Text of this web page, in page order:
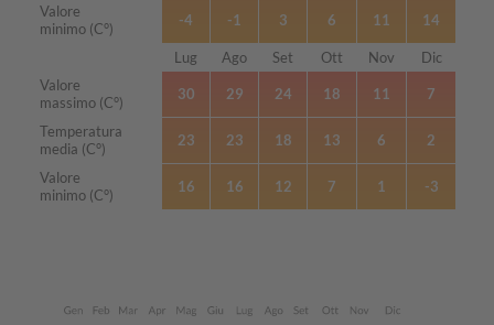
Valore
minimo (C°)
-4 -1 3 6 11 14
Lug Ago Set Ott Nov
Dic
Valore
massimo (C°)
30 29 24 18 11 7
Temperatura
media (C°)
23 23 18 13 6 2
Valore
minimo (C°)
16 16 12 7 1 -3